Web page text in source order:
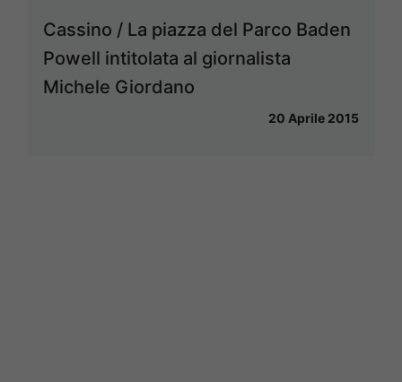
Cassino / La piazza del Parco Baden
Powell intitolata al giornalista
Michele Giordano
20 Aprile 2015